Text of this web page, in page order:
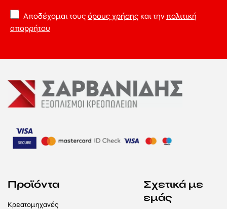
Αποδέχομαι τους όρους χρήσης και τηνπολιτική
απορρήτου
Προϊόντα
Κρεατομηχανές
Σχετικά με
εμάς